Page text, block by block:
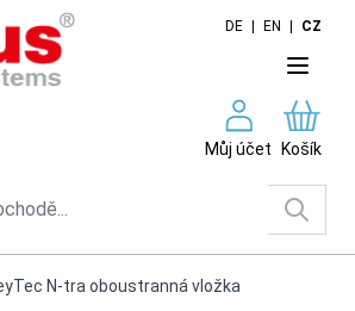
DE EN CZ
Můj účet Košík
N-tra oboustranná vložka